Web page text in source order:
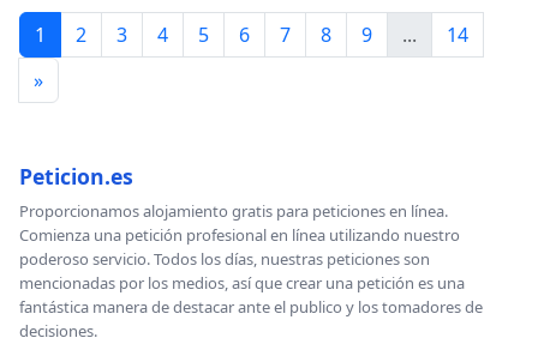
1 2 3 4 5 6 7 8 9 ...
14
»
Peticion.es
Proporcionamos alojamiento gratis para peticiones en línea.
Comienza una petición profesional en línea utilizando nuestro
poderoso servicio. Todos los días, nuestras peticiones son
mencionadas por los medios, así que crear una petición es una
fantástica manera de destacar ante el publico y los tomadores de
decisiones.